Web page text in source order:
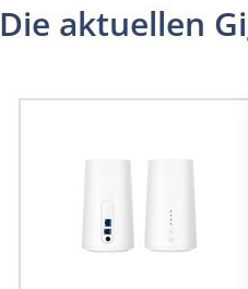
Die aktuellen